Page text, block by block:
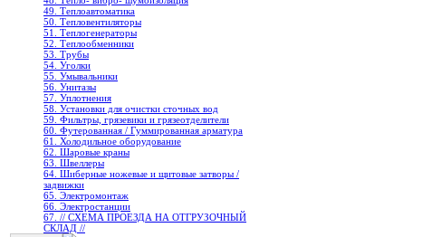
49. Теплоавтоматика
50. Тепловентиляторы
51. Теплогенераторы
52. Теплообменники
53. Трубы
54. Уголки
55. Умывальники
56. Унитазы
57. Уплотнения
58. Установки для очистки сточных вод
59. Фильтры, грязевики и грязеотделители
60. Футерованная / Гуммированная арматура
61. Холодильное oборудование
62. Шаровые краны
63. Швеллеры
64. Шиберные ножевые и щитовые затворы /
задвижки
65. Электромонтаж
66. Электростанции
67. // СХЕМА ПРОЕЗДА НА ОТГРУЗОЧНЫЙ
СКЛАД //